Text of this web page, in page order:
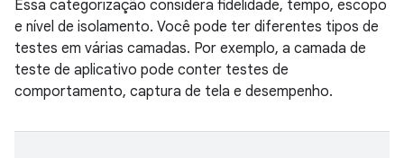
Essa categorização considera fidelidade, tempo, escopo
e nível de isolamento. Você pode ter diferentes tipos de
testes em várias camadas. Por exemplo, a camada de
teste de aplicativo pode conter testes de
comportamento, captura de tela e desempenho.